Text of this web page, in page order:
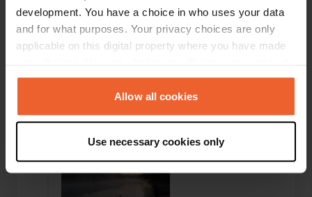
development. You have a choice in who uses your data
and for what purposes. Your privacy choices are only
applicable on this digital property where you have made
any time from the Cookie Declaration or by clicking on
the Privacy trigger icon.
Collect information about your geographical location
which can be accurate to within several meters
Identify your device by actively scanning it for
Allow all cookies
Use necessary cookies only
eigenaren.
Een foto toegevoegd aan
meer dan 1 jaar